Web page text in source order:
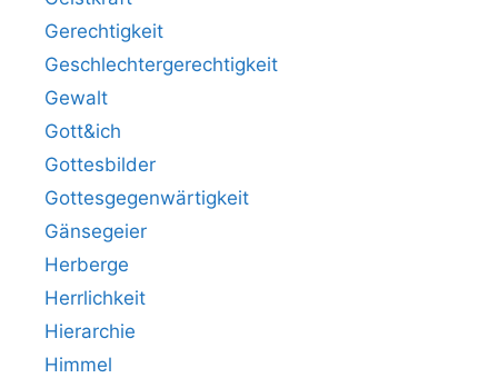
Gerechtigkeit
Geschlechtergerechtigkeit
Gewalt
Gott&ich
Gottesbilder
Gottesgegenwärtigkeit
Gänsegeier
Herberge
Herrlichkeit
Hierarchie
Himmel